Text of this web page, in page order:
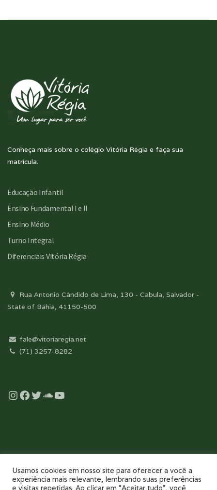
Conheça mais sobre o colégio Vitória Régia e faça sua
matrícula.
Educação Infantil
Ensino Fundamental I e II
Ensino Médio
Turno Integral
Diferenciais Vitória Régia
Rua Antonio Cândido de Lima, 130 - Cabula, Salvador -
State of Bahia, 41150-500
fale@vitoriaregia.net
(71) 3257-8282
Instagram
Facebook
Twitter
Soundcloud
YouTube
Desenvolvido com essência pela:
Usamos cookies em nosso site para oferecer a você a
experiência mais relevante, lembrando suas preferências
e visitas repetidas. Ao clicar em “Aceitar tudo”, você